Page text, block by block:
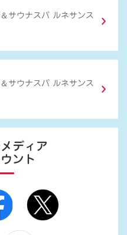
＆ サウナスパ ルネサンス
＆ サウナスパ ルネサンス
ディア
ント